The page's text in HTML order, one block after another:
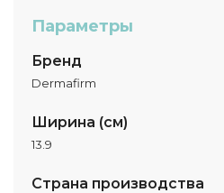
Параметры
Бренд
Dermafirm
Ширина (см)
13.9
Страна производства